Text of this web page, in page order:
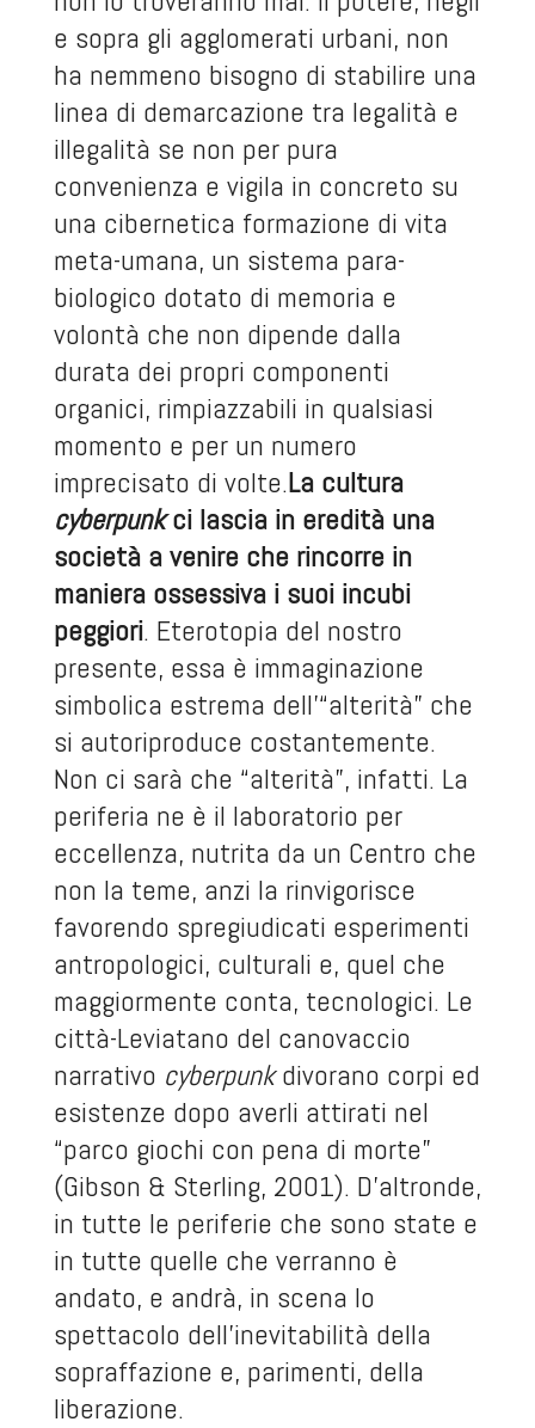
e sopra gli agglomerati urbani, non
ha nemmeno bisogno di stabilire una
linea di demarcazione tra legalità e
illegalità se non per pura
convenienza e vigila in concreto su
una cibernetica formazione di vita
meta-umana, un sistema para-
biologico dotato di memoria e
volontà che non dipende dalla
durata dei propri componenti
organici, rimpiazzabili in qualsiasi
momento e per un numero
imprecisato di volte.La cultura
cyberpunkci lascia in eredità una
società a venire che rincorre in
maniera ossessiva i suoi incubi
peggiori. Eterotopia del nostro
presente, essa è immaginazione
simbolica estrema dell’“alterità” che
si autoriproduce costantemente.
Non ci sarà che “alterità”, infatti. La
periferia ne è il laboratorio per
eccellenza, nutrita da un Centro che
non la teme, anzi la rinvigorisce
favorendo spregiudicati esperimenti
antropologici, culturali e, quel che
maggiormente conta, tecnologici. Le
città-Leviatano del canovaccio
narrativo cyberpunkdivorano corpi ed
esistenze dopo averli attirati nel
“parco giochi con pena di morte”
(Gibson & Sterling, 2001). D’altronde,
in tutte le periferie che sono state e
in tutte quelle che verranno è
andato, e andrà, in scena lo
spettacolo dell’inevitabilità della
sopraffazione e, parimenti, della
liberazione.